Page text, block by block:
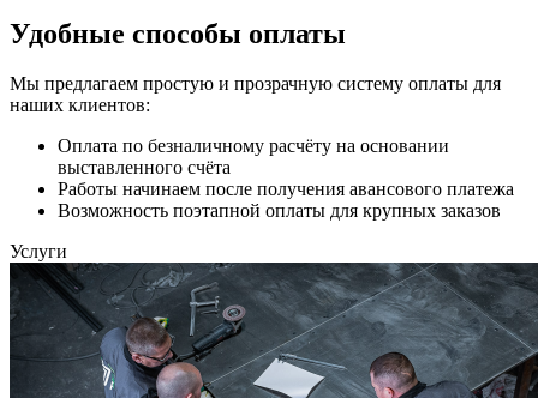
Удобные способы оплаты
Мы предлагаем простую и прозрачную систему оплаты для
наших клиентов:
Оплата по безналичному расчёту на основании
выставленного счёта
Работы начинаем после получения авансового платежа
Возможность поэтапной оплаты для крупных заказов
Услуги